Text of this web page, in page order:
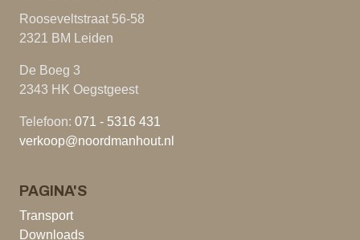
Rooseveltstraat 56-58
2321 BM Leiden
De Boeg 3
2343 HK Oegstgeest
Telefoon: 071 - 5316 431
verkoop@noordmanhout.nl
PAGINA'S
Transport
Downloads